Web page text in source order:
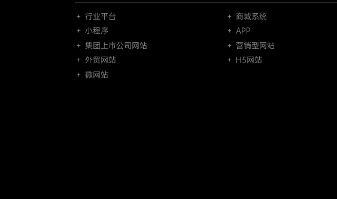
＋ 行业平台
＋ 商城系统
＋ 小程序
＋ APP
＋ 集团上市公司网站
＋ 营销型网站
＋ 外贸网站
＋ H5网站
＋ 微网站